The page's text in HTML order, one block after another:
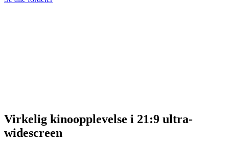
Virkelig kinoopplevelse i 21:9 ultra-
widescreen